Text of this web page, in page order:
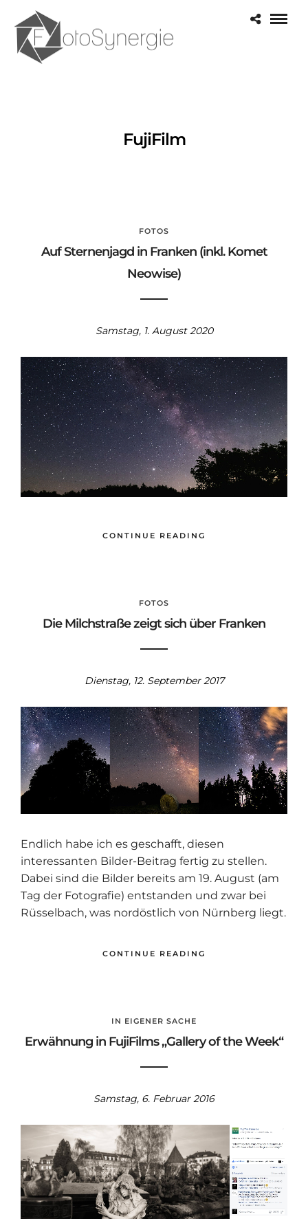
FujiFilm
FOTOS
Auf Sternenjagd in Franken (inkl. Komet
Neowise)
Samstag, 1. August 2020
CONTINUE READING
FOTOS
Die Milchstraße zeigt sich über Franken
Dienstag, 12. September 2017
Endlich habe ich es geschafft, diesen
interessanten Bilder-Beitrag fertig zu stellen.
Dabei sind die Bilder bereits am 19. August (am
Tag der Fotografie) entstanden und zwar bei
Rüsselbach, was nordöstlich von Nürnberg liegt.
CONTINUE READING
IN EIGENER SACHE
Erwähnung in FujiFilms „Gallery of the Week“
Samstag, 6. Februar 2016